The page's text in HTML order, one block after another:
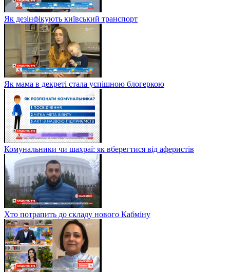
Як дезінфікують київський транспорт
Як мама в декреті стала успішною блогеркою
Комунальники чи шахраї: як вберегтися від аферистів
Хто потрапить до складу нового Кабміну